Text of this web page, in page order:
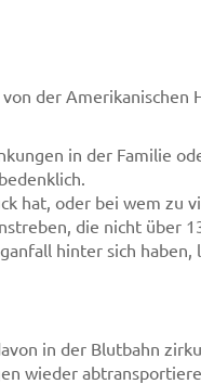
der Amerikanischen
in der Familie
hat, oder bei wem zu
die nicht über
hinter sich haben,
in der Blutbahn
wieder